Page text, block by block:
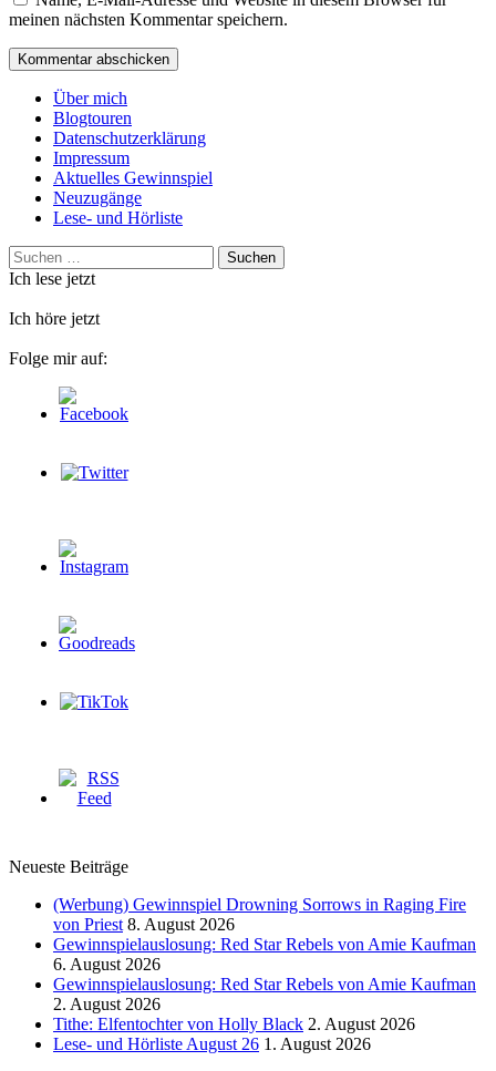
meinen nächsten Kommentar speichern.
Über mich
Blogtouren
Datenschutzerklärung
Impressum
Aktuelles Gewinnspiel
Neuzugänge
Lese- und Hörliste
Suchen
nach:
Ich lese jetzt
Ich höre jetzt
Folge mir auf:
Neueste Beiträge
(Werbung) Gewinnspiel Drowning Sorrows in Raging Fire
von Priest 8. August 2026
Gewinnspielauslosung: Red Star Rebels von Amie Kaufman
6. August 2026
Gewinnspielauslosung: Red Star Rebels von Amie Kaufman
2. August 2026
Tithe: Elfentochter von Holly Black 2. August 2026
Lese- und Hörliste August 26 1. August 2026